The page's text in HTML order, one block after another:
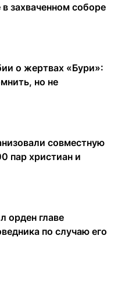
захваченном соборе
о жертвах «Бури»:
но не
совместную
пар христиан и
орден главе
по случаю его